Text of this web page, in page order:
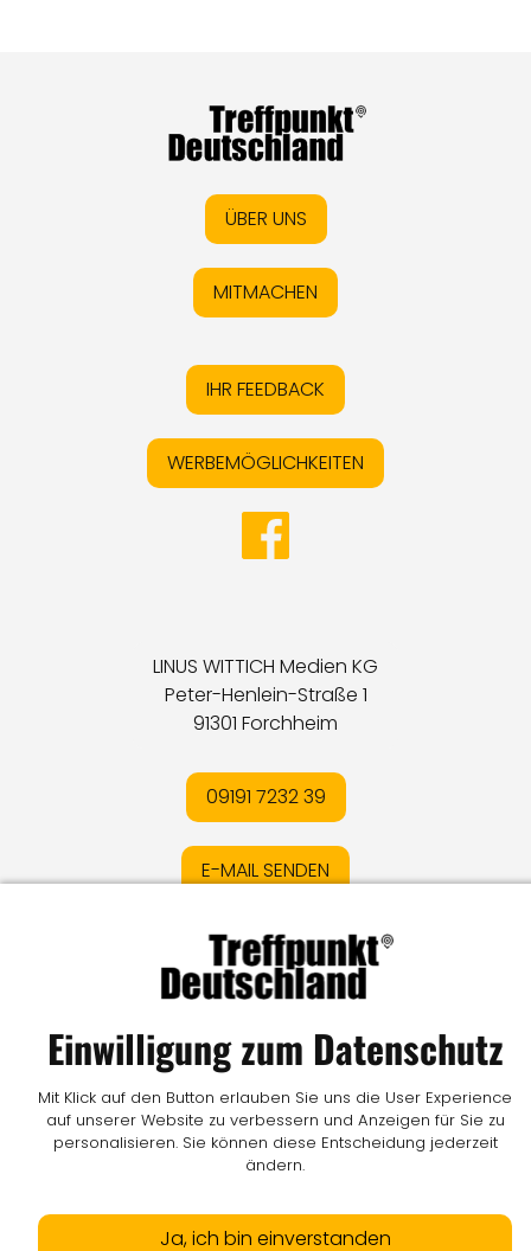
ÜBER UNS
MITMACHEN
IHR FEEDBACK
WERBEMÖGLICHKEITEN
LINUS WITTICH Medien KG
Peter-Henlein-Straße 1
91301 Forchheim
09191 7232 39
E-MAIL SENDEN
DatenschutzIOnline-Streitschlichtung
MediadatenIKontaktIVertrag widerrufen
© LW Medien GmbH
Einwilligung zum Datenschutz
Mit Klick auf den Button erlauben Sie uns die User Experience
auf unserer Website zu verbessern und Anzeigen für Sie zu
personalisieren. Sie können diese Entscheidung jederzeit
ändern.
Ja, ich bin einverstanden